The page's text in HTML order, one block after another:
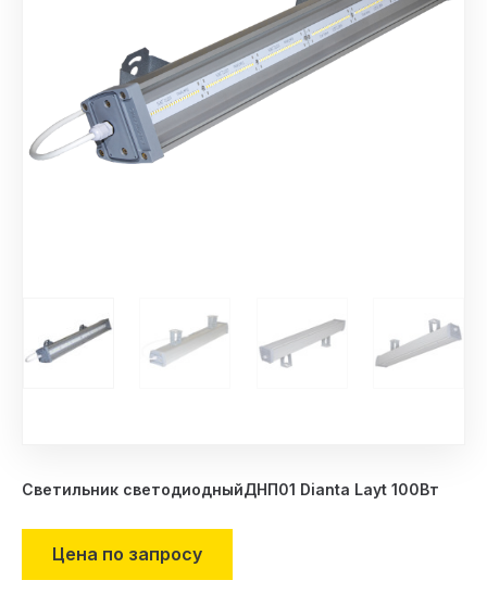
Светильник светодиодныйДНП01 Dianta Layt 100Вт
Цена по запросу